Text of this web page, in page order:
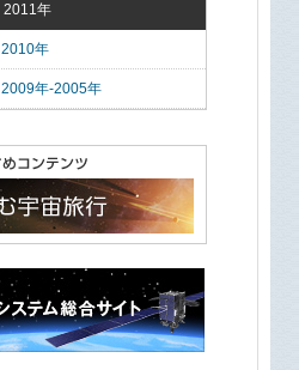
2011年
2010年
2009年-2005年